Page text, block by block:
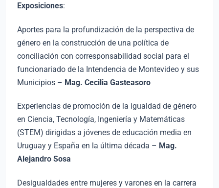
Exposiciones:
Aportes para la profundización de la perspectiva de
género en la construcción de una política de
conciliación con corresponsabilidad social para el
funcionariado de la Intendencia de Montevideo y sus
Municipios – Mag. Cecilia Gasteasoro
Experiencias de promoción de la igualdad de género
en Ciencia, Tecnología, Ingeniería y Matemáticas
(STEM) dirigidas a jóvenes de educación media en
Uruguay y España en la última década – Mag.
Alejandro Sosa
Desigualdades entre mujeres y varones en la carrera